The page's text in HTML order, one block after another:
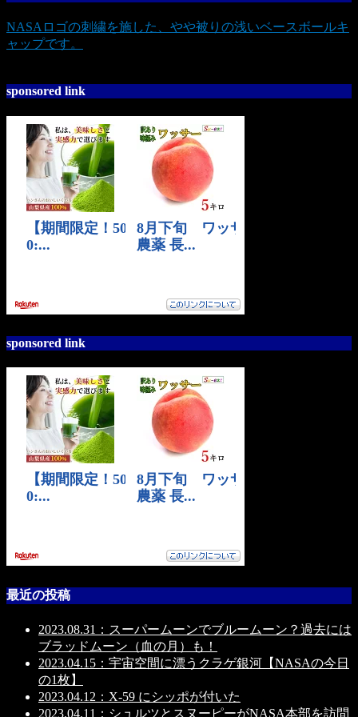
NASAロゴの刺繍を施した、やや被りの浅いベースボールキ
ャップです。
sponsored link
sponsored link
最近の投稿
2023.08.31：スーパームーンでブルームーン？過去には
ブラッドムーン（血の月）も！
2023.04.15：宇宙空間に漂うクラゲ銀河【NASAの今日
の1枚】
2023.04.12：X-59 にシッポが付いた
2023.04.11：シュルツとスヌーピーがNASA本部を訪問